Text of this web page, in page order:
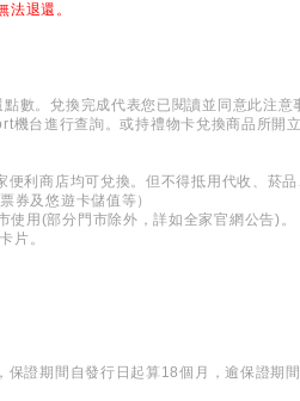
退還。
數。兌換完成代表您已閱讀並同意此注意
台進行查詢。或持禮物卡兌換商品所開
利商店均可兌換。但不得抵用代收、菸
券及悠遊卡儲值等）
用(部分門市除外，詳如全家官網公告)。
片。
證期間自發行日起算18個月，逾保證期